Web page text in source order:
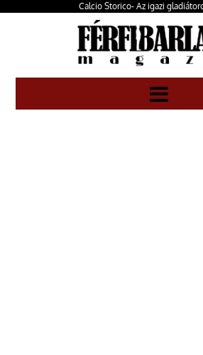
Calcio Storico- Az igazi